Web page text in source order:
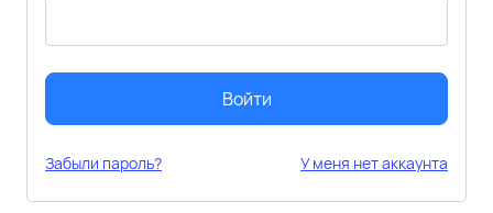
Войти
Забыли пароль? У меня нет аккаунта